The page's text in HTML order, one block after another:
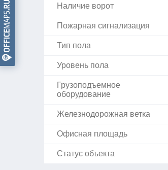
Наличие ворот
Пожарная сигнализация
Тип пола
Уровень пола
Грузоподъемное
оборудование
Железнодорожная ветка
Офисная площадь
Статус объекта